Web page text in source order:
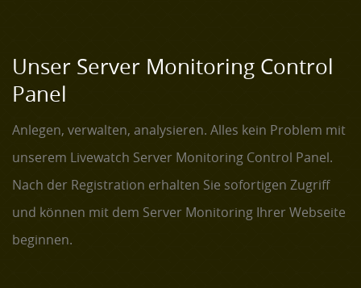
Unser Server Monitoring Control
Panel
Anlegen, verwalten, analysieren. Alles kein Problem mit
unserem Livewatch Server Monitoring Control Panel.
Nach der Registration erhalten Sie sofortigen Zugriff
und können mit dem Server Monitoring Ihrer Webseite
beginnen.